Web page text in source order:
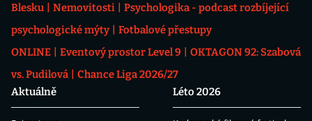
Blesku
Nemovitosti
Psychologika - podcast rozbíjející
psychologické mýty
Fotbalové přestupy
ONLINE
Eventový prostor Level 9
OKTAGON 92: Szabová
vs. Pudilová
Chance Liga 2026/27
Aktuálně
Léto 2026